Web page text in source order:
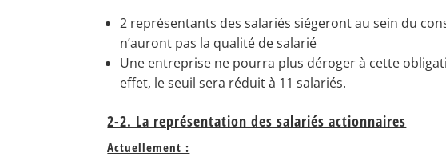
2 représentants des salariés siégeront au sein du
n’auront pas la qualité de salarié
Une entreprise ne pourra plus déroger à cette
effet, le seuil sera réduit à 11 salariés.
2-2. La représentation des salariés actionnaires
Actuellement :